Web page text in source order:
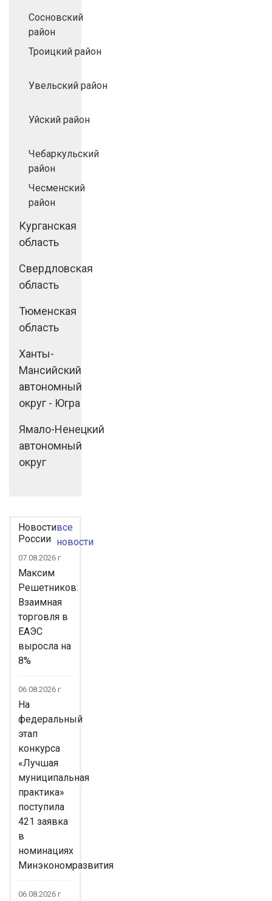
Сосновский
район
Троицкий район
Увельский район
Уйский район
Чебаркульский
район
Чесменский
район
Курганская
область
Свердловская
область
Тюменская
область
Ханты-
Мансийский
автономный
округ - Югра
Ямало-Ненецкий
автономный
округ
Новости
России
все
новости
07.08.2026 г
Максим
Решетников:
Взаимная
торговля в
ЕАЭС
выросла на
8%
06.08.2026 г
На
федеральный
этап
конкурса
«Лучшая
муниципальная
практика»
поступила
421 заявка
в
номинациях
Минэкономразвития
06.08.2026 г